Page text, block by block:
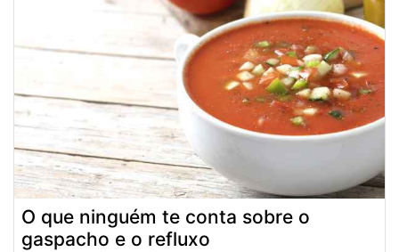
O que ninguém te conta sobre o
gaspacho e o refluxo